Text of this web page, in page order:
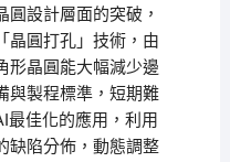
設計層面的突破，
晶圓打孔」技術，由
形晶圓能大幅減少邊
與製程標準，短期難
最佳化的應用，利用
缺陷分佈，動態調整